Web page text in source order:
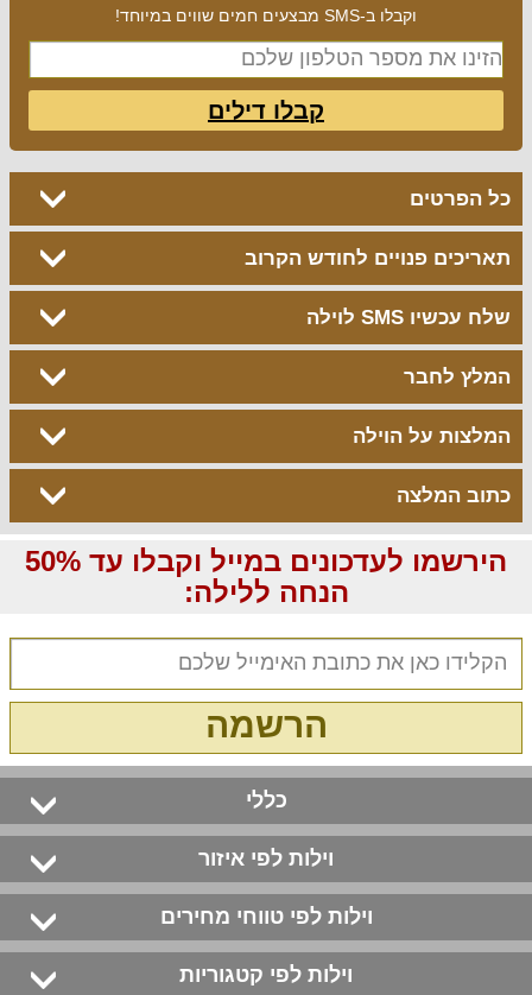
וקבלו ב-SMS מבצעים חמים שווים במיוחד!
קבלו דילים
כל הפרטים
תאריכים פנויים לחודש הקרוב
שלח עכשיו SMS לוילה
המלץ לחבר
המלצות על הוילה
כתוב המלצה
הירשמו לעדכונים במייל וקבלו עד 50%
הנחה ללילה:
הרשמה
כללי
וילות לפי איזור
וילות לפי טווחי מחירים
וילות לפי קטגוריות